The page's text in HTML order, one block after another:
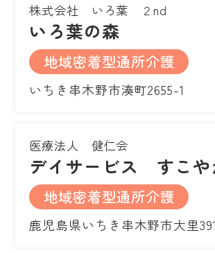
株式会社 いろ葉 ２nd
いろ葉の森
地域密着型通所介護
いちき串木野市湊町2655-1
医療法人 健仁会
デイサービス すこや
地域密着型通所介護
鹿児島県いちき串木野市大里